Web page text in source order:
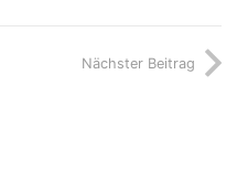
Nächster Beitrag